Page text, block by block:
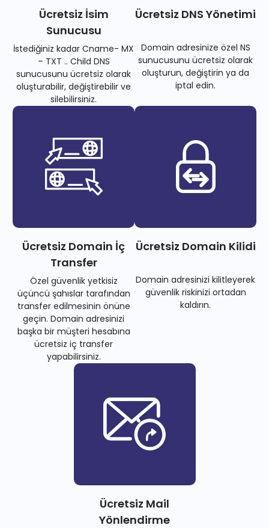
Ücretsiz İsim
Sunucusu
İstediğiniz kadar Cname- MX
– TXT .. Child DNS
sunucusunu ücretsiz olarak
oluşturabilir, değiştirebilir ve
silebilirsiniz.
Ücretsiz DNS Yönetimi
Domain adresinize özel NS
sunucusunu ücretsiz olarak
oluşturun, değiştirin ya da
iptal edin.
Ücretsiz Domain İç
Transfer
Özel güvenlik yetkisiz
üçüncü şahıslar tarafından
transfer edilmesinin önüne
geçin. Domain adresinizi
başka bir müşteri hesabına
ücretsiz iç transfer
yapabilirsiniz.
Ücretsiz Domain Kilidi
Domain adresinizi kilitleyerek
güvenlik riskinizi ortadan
kaldırın.
Ücretsiz Mail
Yönlendirme